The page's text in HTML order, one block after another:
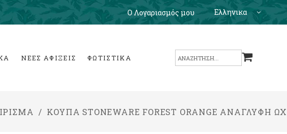
Ο Λογαριασμός μου Ελληνικα
ΝΕΕΣ ΑΦΙΞΕΙΣ ΦΩΤΙΣΤΙΚΑ
Search
/ ΚΟΎΠΑ STONEWARE FOREST ORANGE ΑΝΆΓΛΥΦΗ